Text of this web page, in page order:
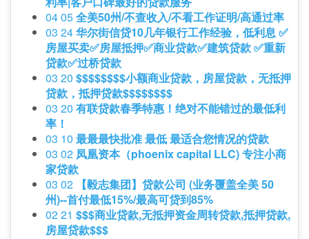
04 05全美50州/不查收入/不看工作证明/高通过率
03 24华尔街信贷10几年银行工作经验，低利息 ✅
房屋买卖✅房屋抵押✅商业贷款✅建筑贷款 ✅重新
贷款✅过桥贷款
03 20 $$$$$$$$小额商业贷款，房屋贷款，无抵押
贷款，抵押贷款$$$$$$$$
03 20 有联贷款春季特惠！绝对不能错过的最低利
率！
03 10 最最最快批准 最低 最适合您情况的贷款
03 02 凤凰资本（phoenix capital LLC) 专注小商
家贷款
03 02
【毅志集团】贷款公司 (业务覆盖全美 50
州)--首付最低15%/最高可贷到85%
02 21 $$$商业贷款,无抵押资金周转贷款,抵押贷款,
房屋贷款$$$